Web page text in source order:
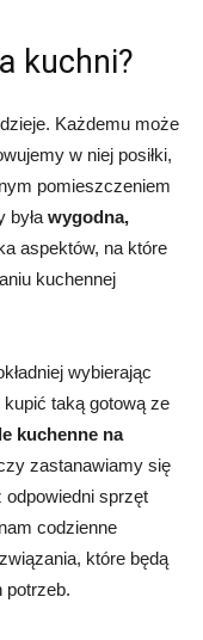
kuchni?
Każdemu może
w niej posiłki,
pomieszczeniem
byławygodna,
aspektów, na które
kuchennej
wybierając
taką gotową ze
kuchenne na
zastanawiamy się
sprzęt
codzienne
które będą
potrzeb.